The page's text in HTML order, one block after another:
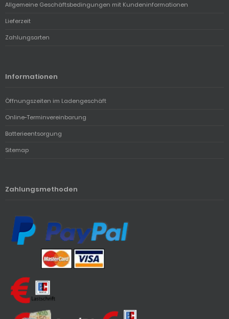
Allgemeine Geschäftsbedingungen mit Kundeninformationen
Lieferzeit
Zahlungsarten
Informationen
Öffnungszeiten im Ladengeschäft
Online-Terminvereinbarung
Batterieentsorgung
Sitemap
Zahlungsmethoden